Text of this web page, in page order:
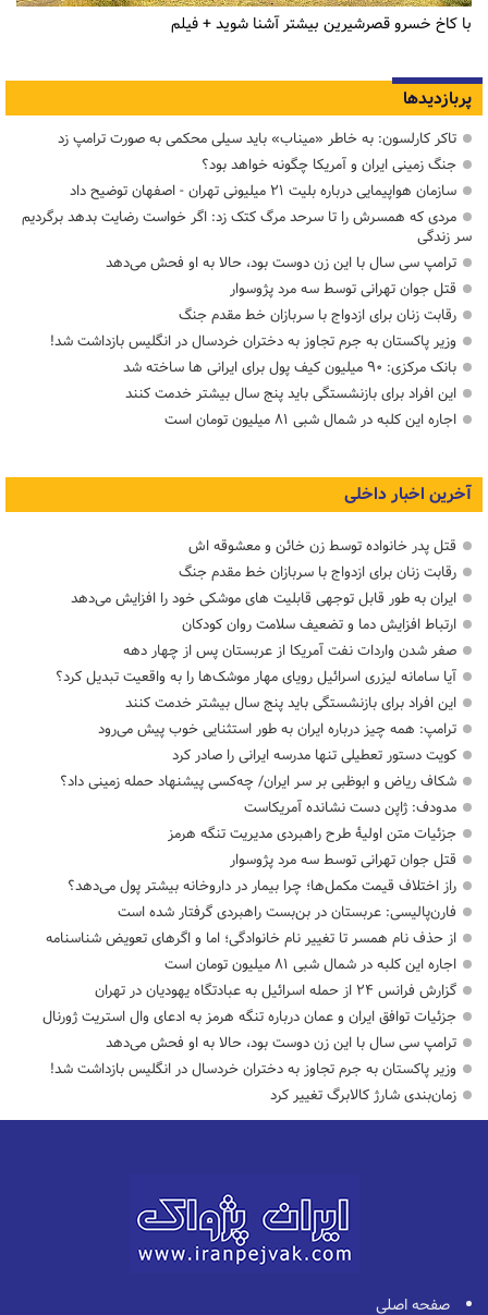
با کاخ خسرو قصرشیرین بیشتر آشنا شوید + فیلم
پربازدیدها
تاکر کارلسون: به خاطر «میناب» باید سیلی محکمی به صورت ترامپ زد
جنگ زمینی ایران و آمریکا چگونه خواهد بود؟
سازمان هواپیمایی درباره بلیت ۲۱ میلیونی تهران - اصفهان توضیح داد
مردی که همسرش را تا سرحد مرگ کتک زد: اگر خواست رضایت بدهد برگردیم
سر زندگی
ترامپ سی سال با این زن دوست بود، حالا به او فحش می‌دهد
قتل جوان تهرانی توسط سه مرد پژوسوار
رقابت زنان برای ازدواج با سربازان خط مقدم جنگ
وزیر پاکستان به جرم تجاوز به دختران خردسال در انگلیس بازداشت شد!
بانک مرکزی: ۹۰ میلیون کیف پول برای ایرانی ها ساخته شد
این افراد برای بازنشستگی باید پنج سال بیشتر خدمت کنند
اجاره این کلبه در شمال شبی ۸۱ میلیون تومان است
آخرین اخبار داخلی
قتل پدر خانواده توسط زن خائن و معشوقه اش
رقابت زنان برای ازدواج با سربازان خط مقدم جنگ
ایران به طور قابل توجهی قابلیت های موشکی خود را افزایش می‌دهد
ارتباط افزایش دما و تضعیف سلامت روان کودکان
صفر شدن واردات نفت آمریکا از عربستان پس از چهار دهه
آیا سامانه لیزری اسرائیل رویای مهار موشک‌ها را به واقعیت تبدیل کرد؟
این افراد برای بازنشستگی باید پنج سال بیشتر خدمت کنند
ترامپ: همه چیز درباره ایران به طور استثنایی خوب پیش می‌رود
کویت دستور تعطیلی تنها مدرسه ایرانی را صادر کرد
شکاف ریاض و ابوظبی بر سر ایران/ چه‌کسی پیشنهاد حمله زمینی داد؟
مدودف: ژاپن دست نشانده آمریکاست
جزئیات متن اولیۀ طرح راهبردی مدیریت تنگه هرمز
قتل جوان تهرانی توسط سه مرد پژوسوار
راز اختلاف قیمت مکمل‌ها؛ چرا بیمار در داروخانه بیشتر پول می‌دهد؟
فارن‌پالیسی: عربستان در بن‌بست راهبردی گرفتار شده است
از حذف نام همسر تا تغییر نام خانوادگی؛ اما و اگرهای تعویض شناسنامه
اجاره این کلبه در شمال شبی ۸۱ میلیون تومان است
گزارش فرانس ۲۴ از حمله اسرائیل به عبادتگاه یهودیان در تهران
جزئیات توافق ایران و عمان درباره تنگه هرمز به ادعای وال استریت ژورنال
ترامپ سی سال با این زن دوست بود، حالا به او فحش می‌دهد
وزیر پاکستان به جرم تجاوز به دختران خردسال در انگلیس بازداشت شد!
زمان‌بندی شارژ کالابرگ تغییر کرد
صفحه اصلی